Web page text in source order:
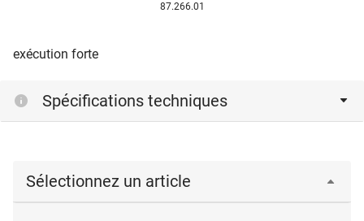
87.266.01
exécution forte
Spécifications techniques
Sélectionnez un article